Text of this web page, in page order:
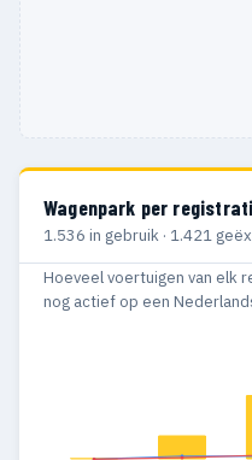
Wagenpark per
1.536 in gebruik · 1.421
Hoeveel voertuigen van elk
nog actief op een